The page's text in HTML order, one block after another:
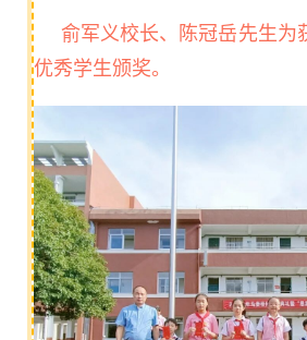
俞军义校长、陈冠岳先生为
优秀学生颁奖。